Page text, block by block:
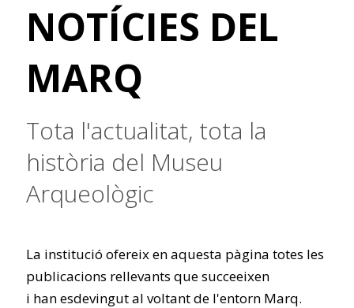
NOTÍCIES DEL
MARQ
Tota l'actualitat, tota la
història del Museu
Arqueològic
La institució ofereix en aquesta pàgina totes les
publicacions rellevants que succeeixen
i han esdevingut al voltant de l'entorn Marq.